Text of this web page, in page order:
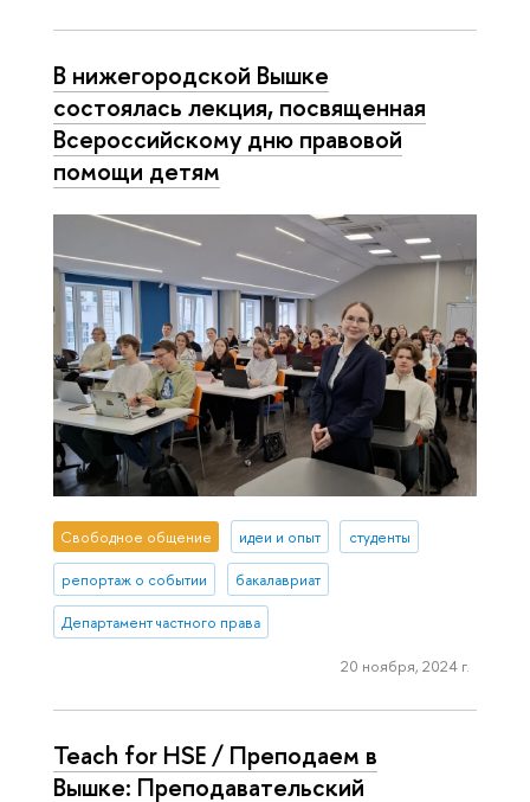
В нижегородской Вышке
состоялась лекция, посвященная
Всероссийскому дню правовой
помощи детям
Свободное общение идеи и опыт студенты
репортаж о событии бакалавриат
Департамент частного права
20 ноября, 2024 г.
Teach for HSE / Преподаем в
Вышке: Преподавательский